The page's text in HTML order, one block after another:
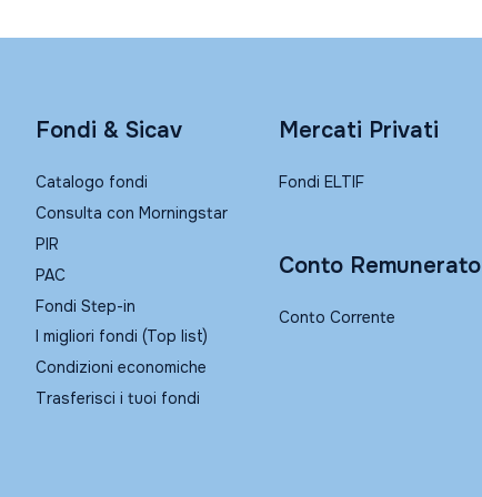
Fondi & Sicav
Catalogo fondi
Consulta con Morningstar
PIR
PAC
Fondi Step-in
I migliori fondi (Top list)
Condizioni economiche
Trasferisci i tuoi fondi
Mercati Privati
Fondi ELTIF
Conto Remunerato
Conto Corrente